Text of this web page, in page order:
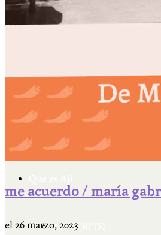
Más
ADHERITE!
me acuerdo / maría
el 26 marzo, 2023